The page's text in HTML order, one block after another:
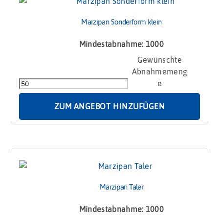
Marzipan Sonderform klein
Mindestabnahme: 1000
klein
Menge
ZUM ANGEBOT HINZUFÜGEN
Marzipan Taler
Mindestabnahme: 1000